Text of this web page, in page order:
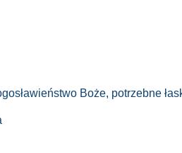
Boże, potrzebne